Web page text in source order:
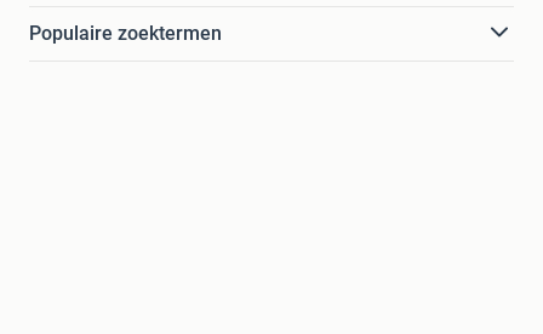
Populaire zoektermen